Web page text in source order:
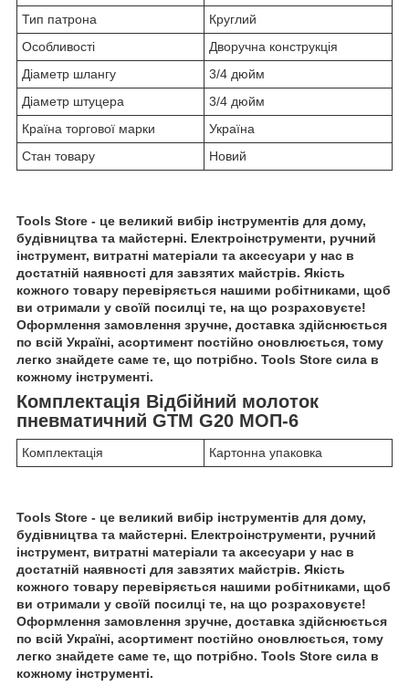
Тип патрона
Круглий
Особливості
Дворучна конструкція
Діаметр шлангу
3/4 дюйм
Діаметр штуцера
3/4 дюйм
Країна торгової марки
Україна
Стан товару
Новий
Tools Store - це великий вибір інструментів для дому,
будівництва та майстерні. Електроінструменти, ручний
інструмент, витратні матеріали та аксесуари у нас в
достатній наявності для завзятих майстрів. Якість
кожного товару перевіряється нашими робітниками, щоб
ви отримали у своїй посилці те, на що розраховуєте!
Оформлення замовлення зручне, доставка здійснюється
по всій Україні, асортимент постійно оновлюється, тому
легко знайдете саме те, що потрібно. Tools Store сила в
кожному інструменті.
Комплектація Відбійний молоток
пневматичний GTM G20 МОП-6
Комплектація Картонна упаковка
Tools Store - це великий вибір інструментів для дому,
будівництва та майстерні. Електроінструменти, ручний
інструмент, витратні матеріали та аксесуари у нас в
достатній наявності для завзятих майстрів. Якість
кожного товару перевіряється нашими робітниками, щоб
ви отримали у своїй посилці те, на що розраховуєте!
Оформлення замовлення зручне, доставка здійснюється
по всій Україні, асортимент постійно оновлюється, тому
легко знайдете саме те, що потрібно. Tools Store сила в
кожному інструменті.